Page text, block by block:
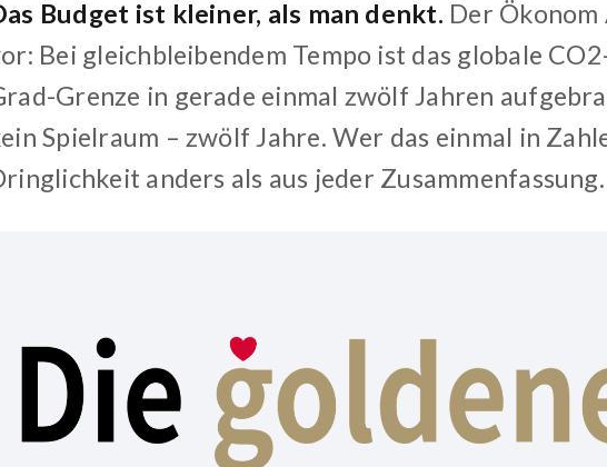
Budget ist kleiner, als man denkt. Der
Bei gleichbleibendem Tempo ist das globale
Grenze in gerade einmal zwölf Jahren
Spielraum – zwölf Jahre. Wer das einmal in
anders als aus jeder Zusammenfassung.